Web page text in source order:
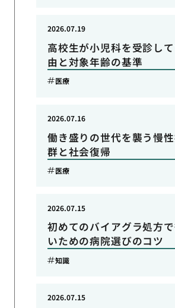
高校生が小児科を受診し
由と対象年齢の基準
2026.07.19
医療
働き盛りの世代を襲う慢
群と社会復帰
2026.07.16
医療
初めてのバイアグラ処方
いための病院選びのコツ
2026.07.15
知識
2026.07.15